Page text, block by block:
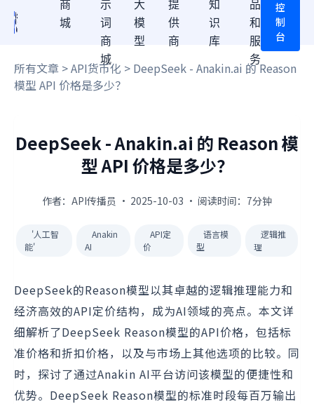
商
城
示
词
商
城
大
模
型
提
供
商
知
识
库
品
和
服
务
控
制
台
所有文章 >API货币化 > DeepSeek - Anakin.ai 的 Reason
模型 API 价格是多少？
DeepSeek - Anakin.ai 的 Reason 模
型 API 价格是多少？
作者：API传播员 · 2025-10-03 · 阅读时间：7分钟
'人工智
能'
Anakin
AI
API定
价
语言模
型
逻辑推
理
DeepSeek的Reason模型以其卓越的逻辑推理能力和
经济高效的API定价结构，成为AI领域的亮点。本文详
细解析了DeepSeek Reason模型的API价格，包括标
准价格和折扣价格，以及与市场上其他选项的比较。同
时，探讨了通过Anakin AI平台访问该模型的便捷性和
优势。DeepSeek Reason模型的标准时段每百万输出